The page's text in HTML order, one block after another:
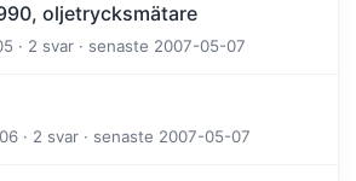
oljetrycksmätare
· 2 svar · senaste 2007-05-07
· 2 svar · senaste 2007-05-07